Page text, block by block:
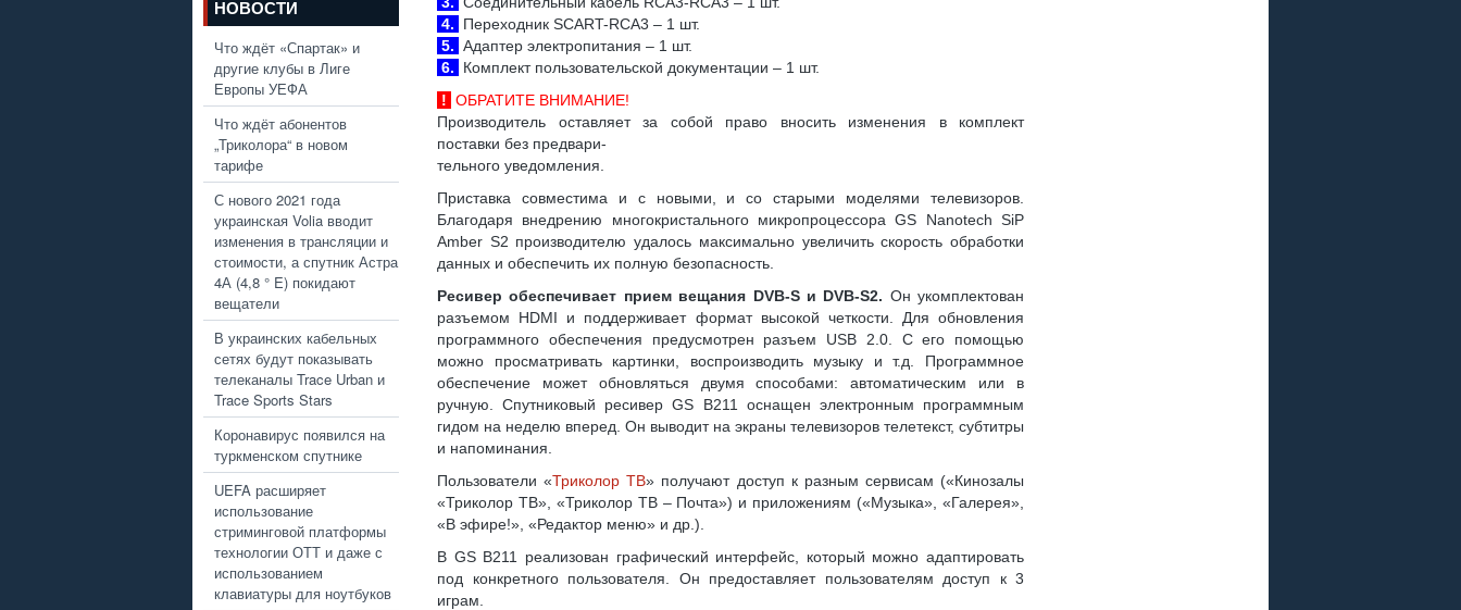
НОВОСТИ
Что ждёт «Спартак» и
другие клубы в Лиге
Европы УЕФА
Что ждёт абонентов
„Триколора“ в новом
тарифе
С нового 2021 года
украинская Volia вводит
изменения в трансляции и
стоимости, а спутник Астра
4А (4,8 ° E) покидают
вещатели
В украинских кабельных
сетях будут показывать
телеканалы Trace Urban и
Trace Sports Stars
Коронавирус появился на
туркменском спутнике
UEFA расширяет
использование
стриминговой платформы
технологии ОТТ и даже с
использованием
клавиатуры для ноутбуков
4.
Переходник SCART-RCA3 – 1 шт.
5. Адаптер электропитания – 1 шт.
6.
Комплект пользовательской документации – 1 шт.
! ОБРАТИТЕ ВНИМАНИЕ!
Производитель оставляет за собой право вносить изменения в комплект
поставки без предвари-
тельного уведомления.
Приставка совместима и с новыми, и со старыми моделями телевизоров.
Благодаря внедрению многокристального микропроцессора GS Nanotech SiP
Amber S2 производителю удалось максимально увеличить скорость обработки
данных и обеспечить их полную безопасность.
Ресивер обеспечивает прием вещания DVB-S и DVB-S2. Он укомплектован
разъемом HDMI и поддерживает формат высокой четкости. Для обновления
программного обеспечения предусмотрен разъем USB 2.0. С его помощью
можно просматривать картинки, воспроизводить музыку и т.д. Программное
обеспечение может обновляться двумя способами: автоматическим или в
ручную. Спутниковый ресивер GS B211 оснащен электронным программным
гидом на неделю вперед. Он выводит на экраны телевизоров телетекст, субтитры
и напоминания.
Пользователи «Триколор ТВ» получают доступ к разным сервисам («Кинозалы
«Триколор ТВ», «Триколор ТВ – Почта») и приложениям («Музыка», «Галерея»,
«В эфире!», «Редактор меню» и др.).
В GS B211 реализован графический интерфейс, который можно адаптировать
под конкретного пользователя. Он предоставляет пользователям доступ к 3
играм.